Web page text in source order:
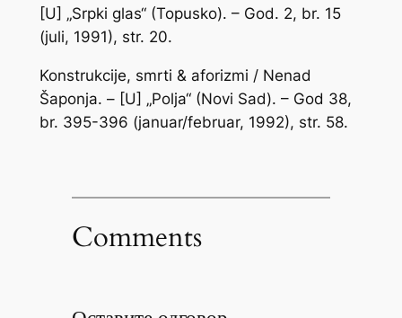
[U] „Srpki glas“ (Topusko). – God. 2, br. 15
(juli, 1991), str. 20.
Konstrukcije, smrti & aforizmi / Nenad
Šaponja. – [U] „Polja“ (Novi Sad). – God 38,
br. 395-396 (januar/februar, 1992), str. 58.
Comments